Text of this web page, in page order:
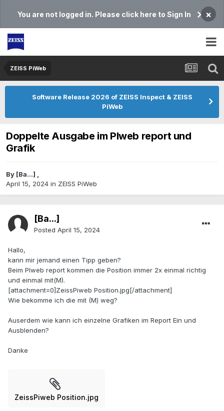
You are not logged in. Please click here to Sign In ×
ZEISS PiWeb
Software Release 2026 of ZEISS Inspect & ZEISS
PiWeb
Doppelte Ausgabe im PIweb report und
Grafik
By [Ba...] ,
April 15, 2024 in ZEISS PiWeb
[Ba...]
Posted April 15, 2024
Hallo,
kann mir jemand einen Tipp geben?
Beim PIweb report kommen die Position immer 2x einmal richtig
und einmal mit(M).
[attachment=0]ZeissPiweb Position.jpg[/attachment]
Wie bekomme ich die mit (M) weg?
Auserdem wie kann ich einzelne Grafiken im Report Ein und
Ausblenden?
Danke
ZeissPiweb Position.jpg